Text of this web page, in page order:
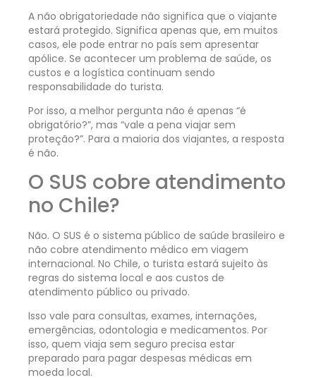
A não obrigatoriedade não significa que o viajante
estará protegido. Significa apenas que, em muitos
casos, ele pode entrar no país sem apresentar
apólice. Se acontecer um problema de saúde, os
custos e a logística continuam sendo
responsabilidade do turista.
Por isso, a melhor pergunta não é apenas “é
obrigatório?”, mas “vale a pena viajar sem
proteção?”. Para a maioria dos viajantes, a resposta
é não.
O SUS cobre atendimento
no Chile?
Não. O SUS é o sistema público de saúde brasileiro e
não cobre atendimento médico em viagem
internacional. No Chile, o turista estará sujeito às
regras do sistema local e aos custos de
atendimento público ou privado.
Isso vale para consultas, exames, internações,
emergências, odontologia e medicamentos. Por
isso, quem viaja sem seguro precisa estar
preparado para pagar despesas médicas em
moeda local.